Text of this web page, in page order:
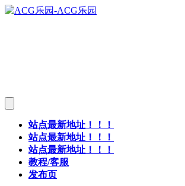
站点最新地址！！！
站点最新地址！！！
站点最新地址！！！
教程/客服
发布页